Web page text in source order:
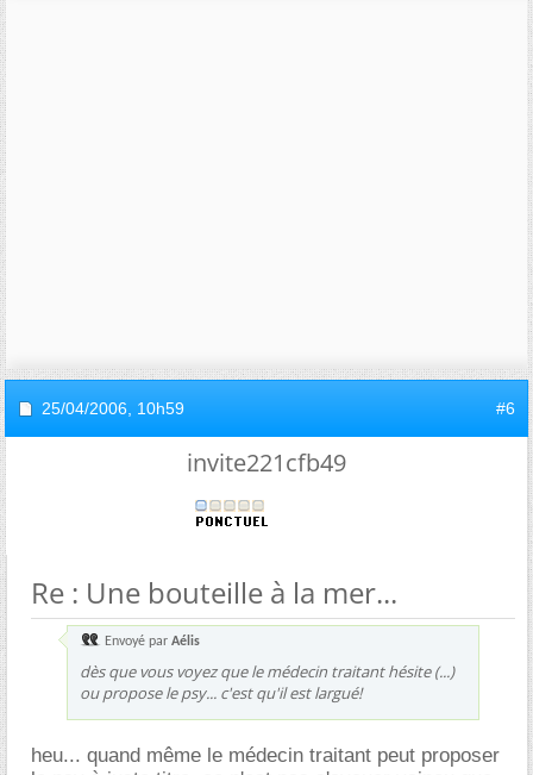
25/04/2006, 10h59 #6
invite221cfb49
Re : Une bouteille à la mer...
Envoyé par Aélis
dès que vous voyez que le médecin traitant hésite (...)
ou propose le psy... c'est qu'il est largué!
heu... quand même le médecin traitant peut proposer